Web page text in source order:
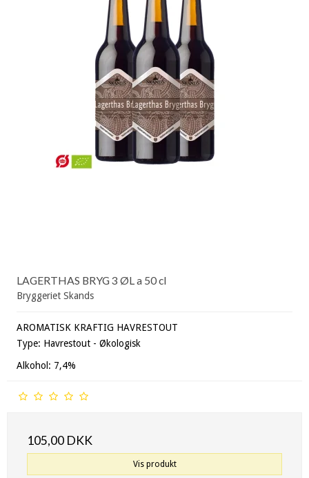
LAGERTHAS BRYG 3 ØL a 50 cl
Bryggeriet Skands
AROMATISK KRAFTIG HAVRESTOUT
Type: Havrestout - Økologisk
Alkohol: 7,4%
105,00 DKK
Vis produkt